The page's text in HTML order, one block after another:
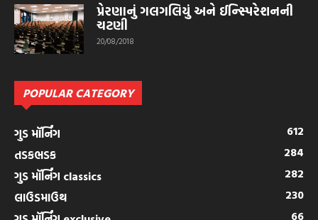
પ્રેરણાનું ગલગલિયું અને ઈન્સ્પિરેશનની
ચટણી
20/08/2018
POPULAR CATEGORY
ગુડ મૉર્નિંગ
612
તડકભડક
284
ગુડ મૉર્નિંગ classics
282
લાઉડમાઉથ
230
66